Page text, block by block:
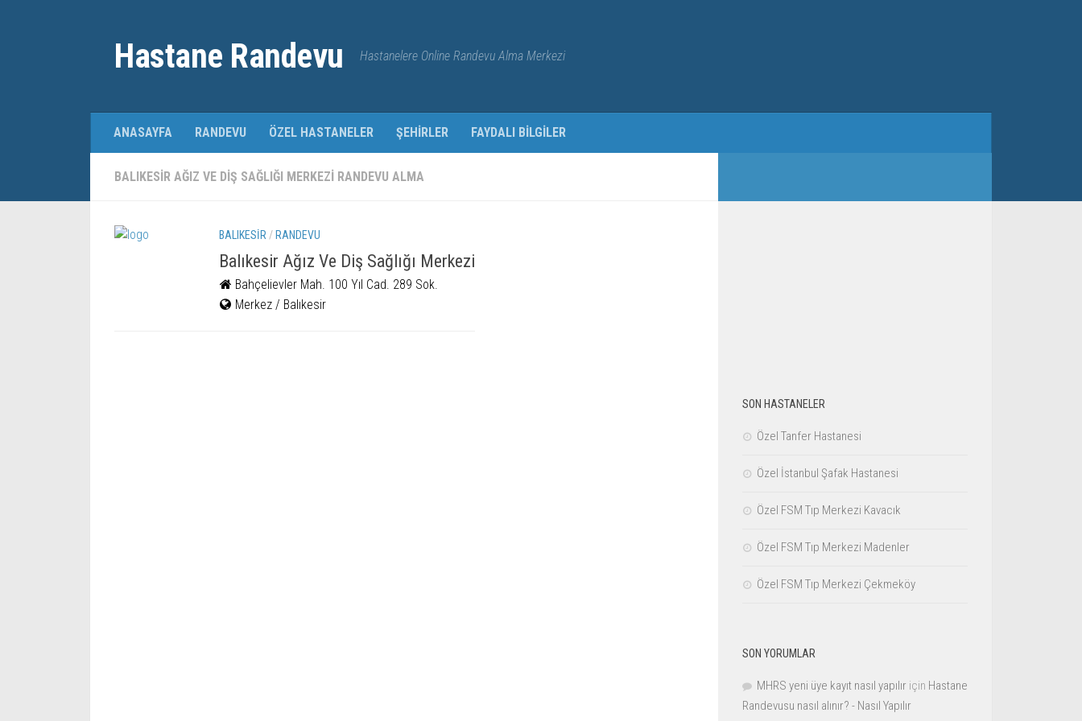
Hastane Randevu Hastanelere Online Randevu Alma Merkezi
ANASAYFA RANDEVU ÖZEL HASTANELER ŞEHIRLER FAYDALI BILGILER
BALIKESIR AĞIZ VE DIŞ SAĞLIĞI MERKEZI RANDEVU ALMA
BALIKESIR / RANDEVU
Balıkesir Ağız Ve Diş Sağlığı Merkezi
Bahçelievler Mah. 100 Yıl Cad. 289 Sok.
Merkez / Balıkesir
SON HASTANELER
Özel Tanfer Hastanesi
Özel İstanbul Şafak Hastanesi
Özel FSM Tıp Merkezi Kavacık
Özel FSM Tıp Merkezi Madenler
Özel FSM Tıp Merkezi Çekmeköy
SON YORUMLAR
MHRS yeni üye kayıt nasıl yapılır için Hastane
Randevusu nasıl alınır? - Nasıl Yapılır